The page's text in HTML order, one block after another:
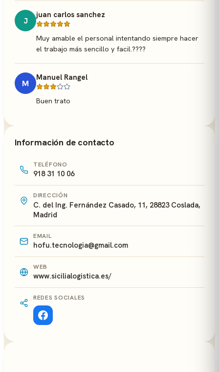
J
juan carlos sanchez
Muy amable el personal intentando siempre hacer
el trabajo más sencillo y facil.????
M
Manuel Rangel
Buen trato
Información de contacto
TELÉFONO
918 31 10 06
DIRECCIÓN
C. del Ing. Fernández Casado, 11, 28823 Coslada,
Madrid
EMAIL
hofu.tecnologia@gmail.com
WEB
www.sicilialogistica.es/
REDES SOCIALES